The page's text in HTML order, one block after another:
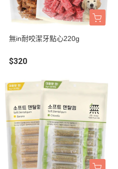
無in耐咬潔牙點心220g
$320